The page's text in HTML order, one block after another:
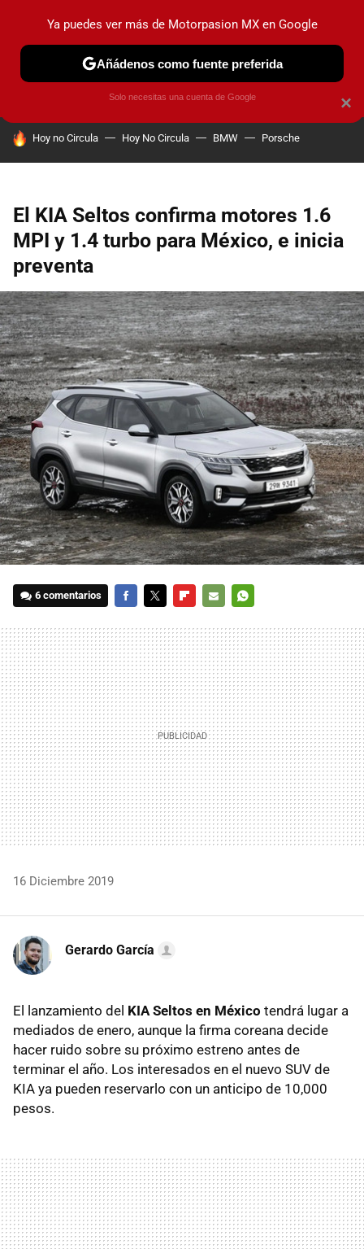
PRUEBAS INDUSTRIA HOY NO CIRCULA
HOY SE HABLA DE
Hoy no Circula Hoy No Circula BMW Porsche
El KIA Seltos confirma motores 1.6
MPI y 1.4 turbo para México, e inicia
preventa
6 comentarios
MAIL
16 Diciembre 2019
Gerardo García
El lanzamiento del KIA Seltos en México tendrá lugar a
mediados de enero, aunque la firma coreana decide
hacer ruido sobre su próximo estreno antes de
terminar el año. Los interesados en el nuevo SUV de
KIA ya pueden reservarlo con un anticipo de 10,000
pesos.
×
Ya puedes ver más de Motorpasion MX en Google
Añádenos como fuente preferida
Solo necesitas una cuenta de Google